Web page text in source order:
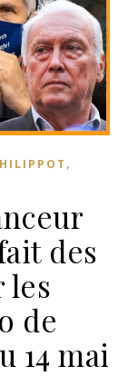
,
des
les
de
14 mai